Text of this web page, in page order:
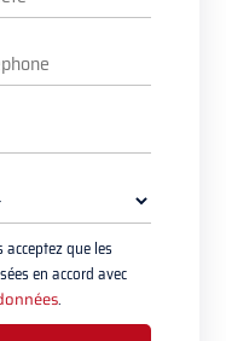
que les
en accord avec
.